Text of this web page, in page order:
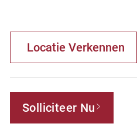
Locatie Verkennen
Solliciteer Nu